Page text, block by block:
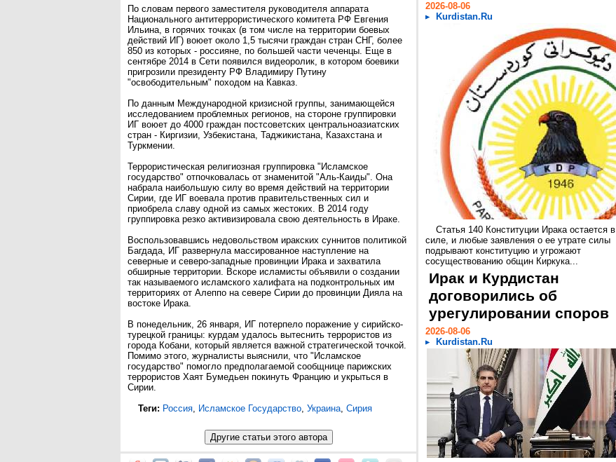
По словам первого заместителя руководителя аппарата
Национального антитеррористического комитета РФ Евгения
Ильина, в горячих точках (в том числе на территории боевых
действий ИГ) воюет около 1,5 тысячи граждан стран СНГ, более
850 из которых - россияне, по большей части чеченцы. Еще в
сентябре 2014 в Сети появился видеоролик, в котором боевики
пригрозили президенту РФ Владимиру Путину
"освободительным" походом на Кавказ.
По данным Международной кризисной группы, занимающейся
исследованием проблемных регионов, на стороне группировки
ИГ воюет до 4000 граждан постсоветских центральноазиатских
стран - Киргизии, Узбекистана, Таджикистана, Казахстана и
Туркмении.
Террористическая религиозная группировка "Исламское
государство" отпочковалась от знаменитой "Аль-Каиды". Она
набрала наибольшую силу во время действий на территории
Сирии, где ИГ воевала против правительственных сил и
приобрела славу одной из самых жестоких. В 2014 году
группировка резко активизировала свою деятельность в Ираке.
Воспользовавшись недовольством иракских суннитов политикой
Багдада, ИГ развернула массированное наступление на
северные и северо-западные провинции Ирака и захватила
обширные территории. Вскоре исламисты объявили о создании
так называемого исламского халифата на подконтрольных им
территориях от Алеппо на севере Сирии до провинции Дияла на
востоке Ирака.
В понедельник, 26 января, ИГ потерпело поражение у сирийско-
турецкой границы: курдам удалось вытеснить террористов из
города Кобани, который является важной стратегической точкой.
Помимо этого, журналисты выяснили, что "Исламское
государство" помогло предполагаемой сообщнице парижских
террористов Хаят Бумедьен покинуть Францию и укрыться в
Сирии.
Теги: Россия, Исламское Государство, Украина, Сирия
2026-08-06
Kurdistan.Ru
Статья 140 Конституции Ирака остается в
силе, и любые заявления о ее утрате силы
подрывают конституцию и угрожают
сосуществованию общин Киркука...
Ирак и Курдистан
договорились об
урегулировании споров
2026-08-06
Kurdistan.Ru